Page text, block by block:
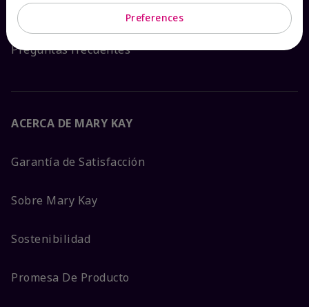
Catálogos interactivos
Preguntas frecuentes
ACERCA DE MARY KAY
Garantía de Satisfacción
Sobre Mary Kay
Sostenibilidad
Promesa De Producto
Preferences